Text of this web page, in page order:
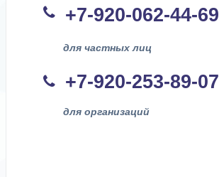
+7-920-062-44-69
для частных лиц
+7-920-253-89-07
для организаций